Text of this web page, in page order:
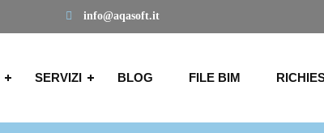
info@aqasoft.it
SERVIZI BLOG FILE BIM